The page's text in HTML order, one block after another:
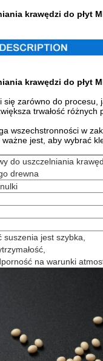
krawędzi do płyt
krawędzi do płyt
zarówno do procesu,
trwałość
wszechstronności w
jest, aby wybrać
do uszczelniania
drewna
suszenia jest szybka,
na warunki